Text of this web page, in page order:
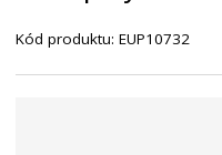
t
Kód produktu:EUP10732